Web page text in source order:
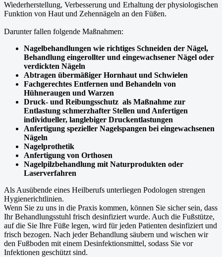
Wiederherstellung, Verbesserung und Erhaltung der physiologischen
Funktion von Haut und Zehennägeln an den Füßen.
Darunter fallen folgende Maßnahmen:
Nagelbehandlungen wie richtiges Schneiden der Nägel,
Behandlung eingerollter und eingewachsener Nägel oder
verdickten Nägeln
Abtragen übermäßiger Hornhaut und Schwielen
Fachgerechtes Entfernen und Behandeln von
Hühneraugen und Warzen
Druck‐ und Reibungsschutz als Maßnahme zur
Entlastung schmerzhafter Stellen und Anfertigen
individueller, langlebiger Druckentlastungen
Anfertigung spezieller Nagelspangen bei eingewachsenen
Nägeln
Nagelprothetik
Anfertigung von Orthosen
Nagelpilzbehandlung mit Naturprodukten oder
Laserverfahren
Als Ausübende eines Heilberufs unterliegen Podologen strengen
Hygienerichtlinien.
Wenn Sie zu uns in die Praxis kommen, können Sie sicher sein, dass
Ihr Behandlungsstuhl frisch desinfiziert wurde. Auch die Fußstütze,
auf die Sie Ihre Füße legen, wird für jeden Patienten desinfiziert und
frisch bezogen. Nach jeder Behandlung säubern und wischen wir
den Fußboden mit einem Desinfektionsmittel, sodass Sie vor
Infektionen geschützt sind.